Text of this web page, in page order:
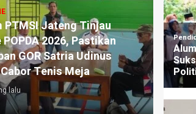
PTMSI Jateng Lukas Arry
Survei Venue Tenis
Jateng XVII 2026,
Kesiapan dan Dorong
Lokal
lalu
Aris
Maju
1 hari